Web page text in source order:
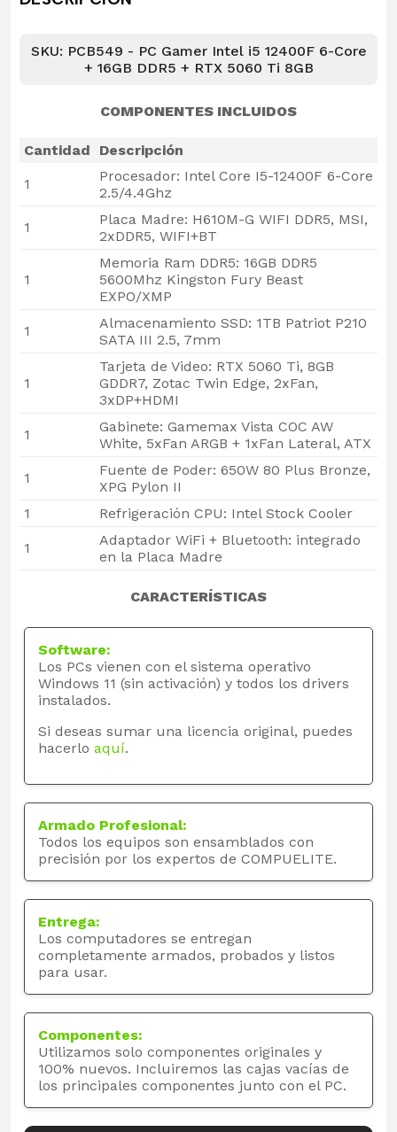
SKU: PCB549 - PC Gamer Intel i5 12400F 6-Core
+ 16GB DDR5 + RTX 5060 Ti 8GB
COMPONENTES INCLUIDOS
Cantidad
Descripción
1
Procesador: Intel Core I5-12400F 6-Core
2.5/4.4Ghz
1
Placa Madre: H610M-G WIFI DDR5, MSI,
2xDDR5, WIFI+BT
1
Memoria Ram DDR5: 16GB DDR5
5600Mhz Kingston Fury Beast
EXPO/XMP
1
Almacenamiento SSD: 1TB Patriot P210
SATA III 2.5, 7mm
1
Tarjeta de Video: RTX 5060 Ti, 8GB
GDDR7, Zotac Twin Edge, 2xFan,
3xDP+HDMI
1
Gabinete: Gamemax Vista COC AW
White, 5xFan ARGB + 1xFan Lateral, ATX
1
Fuente de Poder: 650W 80 Plus Bronze,
XPG Pylon II
1
Refrigeración CPU: Intel Stock Cooler
1
Adaptador WiFi + Bluetooth: integrado
en la Placa Madre
CARACTERÍSTICAS
Software:
Los PCs vienen con el sistema operativo
Windows 11 (sin activación) y todos los drivers
instalados.
Si deseas sumar una licencia original, puedes
hacerlo aquí.
Armado Profesional:
Todos los equipos son ensamblados con
precisión por los expertos de COMPUELITE.
Entrega:
Los computadores se entregan
completamente armados, probados y listos
para usar.
Componentes:
Utilizamos solo componentes originales y
100% nuevos. Incluiremos las cajas vacías de
los principales componentes junto con el PC.